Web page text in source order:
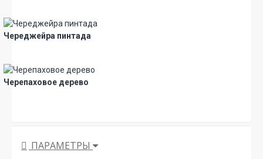
Череджейра пинтада
Черепаховое дерево
ПАРАМЕТРЫ